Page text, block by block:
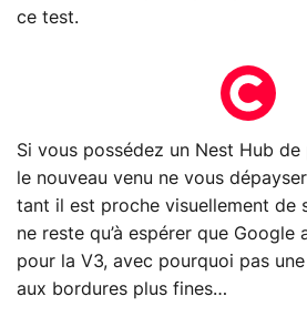
ce test.
Si vous possédez un Nest Hub
le nouveau venu ne vous
tant il est proche visuellement de
ne reste qu’à espérer que Google
pour la V3, avec pourquoi pas
aux bordures plus fines…